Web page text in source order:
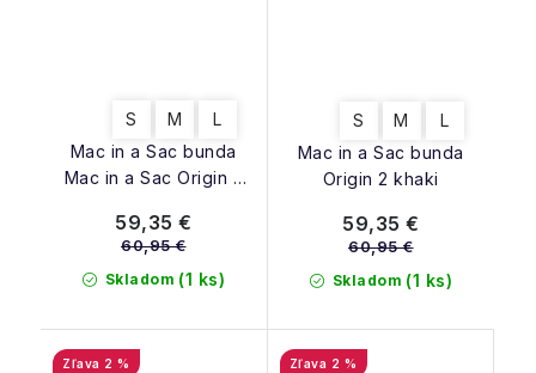
Mac in a Sac bunda
Mac in a Sac Origin 2
S M L
Skladom (1 ks)
59,35 €
60,95 €
Mac in a Sac bunda
Origin 2 khaki
S M L
Skladom (1 ks)
59,35 €
60,95 €
2 % 2 %